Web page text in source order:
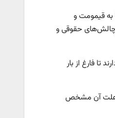
به قیمومت و
چالش‌های حقوقی و
تا فارغ از بار
علت آن مشخص